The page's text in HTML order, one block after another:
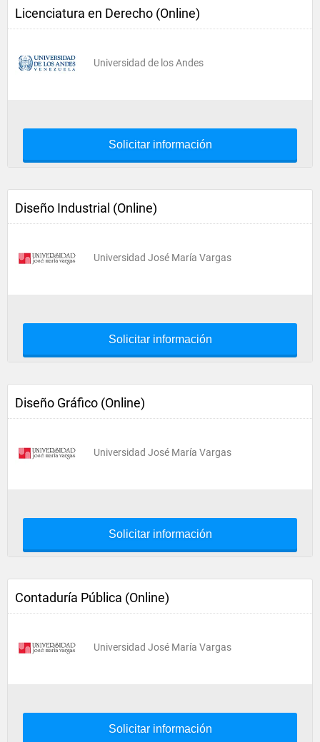
Licenciatura en Derecho (Online)
Universidad de los Andes
Solicitar información
Diseño Industrial (Online)
Universidad José María Vargas
Solicitar información
Diseño Gráfico (Online)
Universidad José María Vargas
Solicitar información
Contaduría Pública (Online)
Universidad José María Vargas
Solicitar información